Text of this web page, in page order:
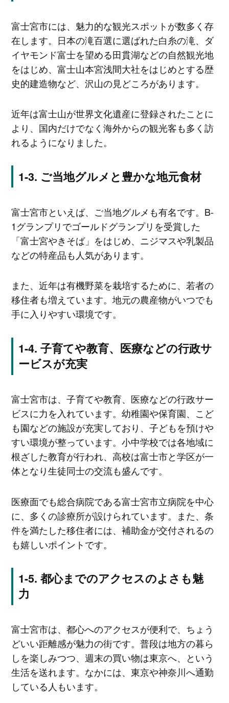
富士宮市には、魅力的な観光スポットが数多く存
在します。日本の滝百選に選ばれた白糸の滝、ダ
イヤモンド富士を望める田貫湖などの自然観光地
をはじめ、富士山本宮浅間大社をはじめとする歴
史的建造物など、沢山の見どころがあります。
近年は富士山が世界文化遺産に登録されたことに
より、国内だけでなく海外からの観光客も多く訪
れるようになりました。
ご当地グルメと豊かな地元食材
富士宮市といえば、ご当地グルメも有名です。B-
1グランプリでゴールドグランプリを受賞した
「富士宮やきそば」をはじめ、ニジマスや乳製品
などの特産品も人気があります。
また、近年は有機野菜を栽培するために、若者の
移住者も増えています。地元の農産物がいつでも
手に入りやすい環境です。
子育てや教育、医療などの行政サ
ービスが充実
富士宮市は、子育てや教育、医療などの行政サー
ビスに力を入れています。幼稚園や保育園、こど
も園などの施設が充実しており、子どもを預けや
すい環境が整っています。小中学校では各地域に
根ざした教育が行われ、高校は富士市と学区が一
体となり生徒同士の交流も盛んです。
医療面でも総合病院である富士宮市立病院を中心
に、多くの診療所が設けられています。また、条
件を満たした移住者には、補助金が交付されるの
も嬉しいポイントです。
都心までのアクセスのよさも魅
力
富士宮市は、都心へのアクセスが便利で、ちょう
どいい距離感が魅力の街です。普段は地方の暮ら
しを楽しみつつ、週末の買い物は東京へ、という
生活を送れます。なかには、東京や神奈川へ通勤
している人もいます。